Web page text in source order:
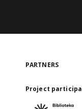
PARTNERS
Project